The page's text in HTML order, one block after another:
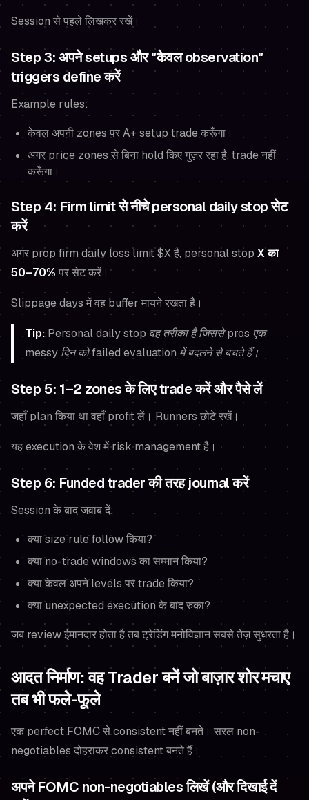
Session से पहले लिखकर रखें।
Step 3: अपने setups और "केवल observation"
triggers define करें
Example rules:
केवल अपनी zones पर A+ setup trade करूँगा।
अगर price zones से बिना hold किए गुज़र रहा है, trade नहीं
करूँगा।
Step 4: Firm limit से नीचे personal daily stop सेट
करें
अगर prop firm daily loss limit $X है, personal stop X का
50–70% पर सेट करें।
Slippage days में वह buffer मायने रखता है।
Tip:Personal daily stop वह तरीका है जिससे pros एक
messy दिन को failed evaluation में बदलने से बचते हैं।
Step 5: 1–2 zones के लिए trade करें और पैसे लें
जहाँ plan किया था वहाँ profit लें। Runners छोटे रखें।
यह execution के वेश में risk management है।
Step 6: Funded trader की तरह journal करें
Session के बाद जवाब दें:
क्या size rule follow किया?
क्या no-trade windows का सम्मान किया?
क्या केवल अपने levels पर trade किया?
क्या unexpected execution के बाद रुका?
जब review ईमानदार होता है तब ट्रेडिंग मनोविज्ञान सबसे तेज़ सुधरता है।
आदत निर्माण: वह Trader बनें जो बाज़ार शोर मचाए
तब भी फले-फूले
एक perfect FOMC से consistent नहीं बनते। सरल non-
negotiables दोहराकर consistent बनते हैं।
अपने FOMC non-negotiables लिखें (और दिखाई दें